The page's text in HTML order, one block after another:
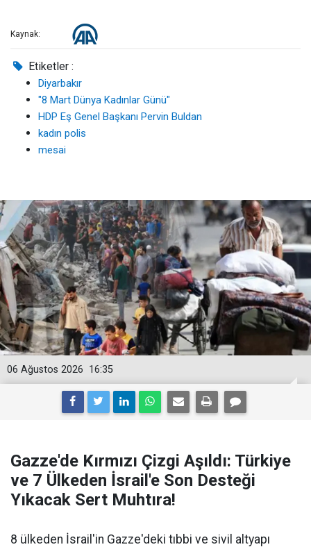
Kaynak:
Etiketler :
Diyarbakır
"8 Mart Dünya Kadınlar Günü"
HDP Eş Genel Başkanı Pervin Buldan
kadın polis
mesai
16:35
06 Ağustos 2026
Gazze'de Kırmızı Çizgi Aşıldı: Türkiye
ve 7 Ülkeden İsrail'e Son Desteği
Yıkacak Sert Muhtıra!
8 ülkeden İsrail'in Gazze'deki tıbbi ve sivil altyapı